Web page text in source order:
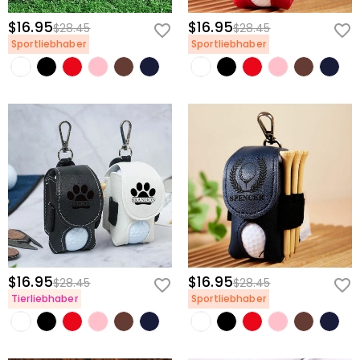
$16.95$28.45
Sportliebhaber
$16.95$28.45
Sportliebhaber
$16.95$28.45
Tierliebhaber
$16.95$28.45
Sportliebhaber